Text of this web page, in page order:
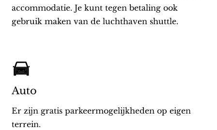
accommodatie. Je kunt tegen betaling ook
gebruik maken van de luchthaven shuttle.
Auto
Er zijn gratis parkeermogelijkheden op eigen
terrein.